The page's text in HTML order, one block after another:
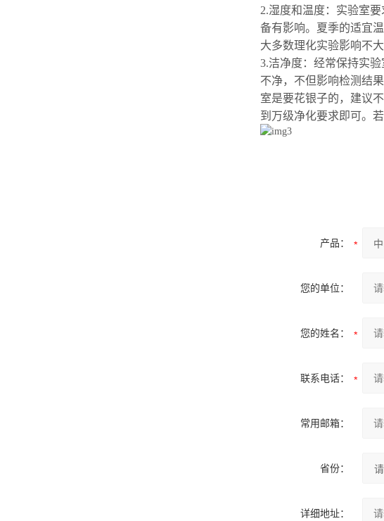
2.湿度和温度：实验室
备有影响。夏季的适宜
大多数理化实验影响不
3.洁净度：经常保持实
不净，不但影响检测结
室是要花银子的，建议
到万级净化要求即可。
产品：
您的单位：
您的姓名：
联系电话：
常用邮箱：
省份：
详细地址：